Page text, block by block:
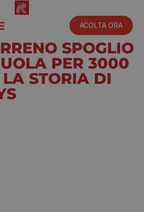
ACOLTA ORA
SPOGLIO
PER 3000
STORIA DI